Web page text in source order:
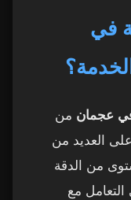
في
عجمان من
العديد من
من الدقة
مع